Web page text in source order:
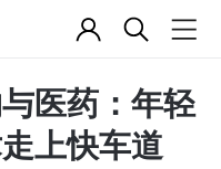
医药：年轻
上快车道